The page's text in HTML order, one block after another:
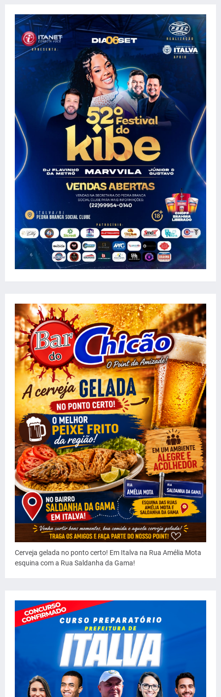
Cerveja gelada no ponto certo! Em Italva na Rua Amélia Mota
esquina com a Rua Saldanha da Gama!